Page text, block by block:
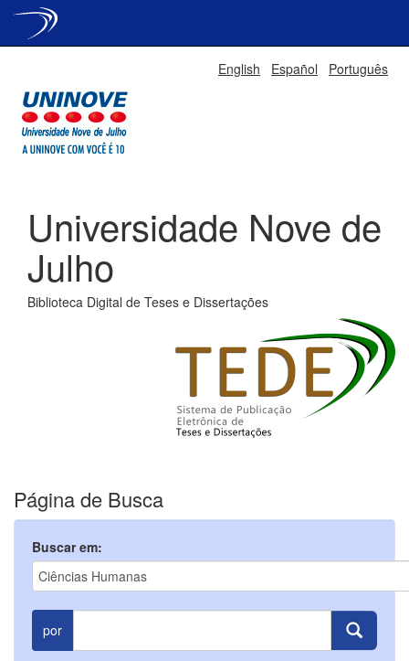
English Español Português
Universidade Nove de
Julho
Biblioteca Digital de Teses e Dissertações
Página de Busca
Buscar em:
por